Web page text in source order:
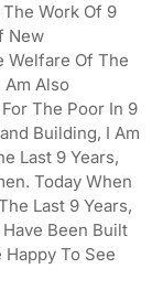
Work Of 9
New
Welfare Of The
Am Also
The Poor In 9
Building, I Am
Last 9 Years,
Today When
Last 9 Years,
Been Built
To See